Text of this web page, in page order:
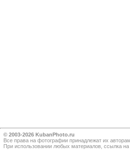
© 2003-2026 KubanPhoto.ru
Все прaва на фотографии принадлежат их авторам.
При использовании любых материалов, ссылка на